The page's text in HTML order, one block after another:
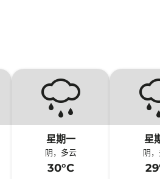
星期一
阴，多云
30°C
星
阴